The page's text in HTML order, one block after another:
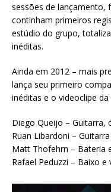
sessões de lançamento,
continham primeiros
estúdio do grupo,
inéditas.
Ainda em 2012 – mais
lança seu primeiro
inéditas e o videoclipe da
Diego Queijo – Guitarra,
Ruan Libardoni –
Matt Thofehrn – Bateria
Rafael Peduzzi – Baixo e